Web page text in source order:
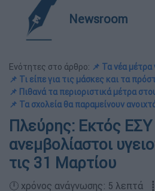
Newsroom
Ενότητες στο άρθρο: 📌 Τα νέα μέτρα
📌 Τι είπε για τις μάσκες και τα
📌 Πιθανά τα περιοριστικά μέτρα
📌 Τα σχολεία θα παραμείνουν
Πλεύρης: Εκτός ΕΣΥ
ανεμβολίαστοι
τις 31 Μαρτίου
🕛 χρόνος ανάγνωσης: 5 λεπτά ┋